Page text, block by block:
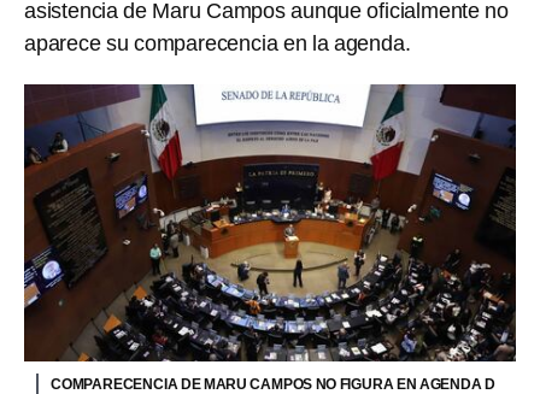
asistencia de Maru Campos aunque oficialmente no
aparece su comparecencia en la agenda.
COMPARECENCIA DE MARU CAMPOS NO FIGURA EN AGENDA D